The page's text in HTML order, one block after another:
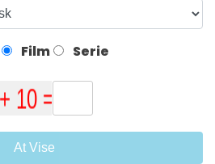
Film Serie
At Vise